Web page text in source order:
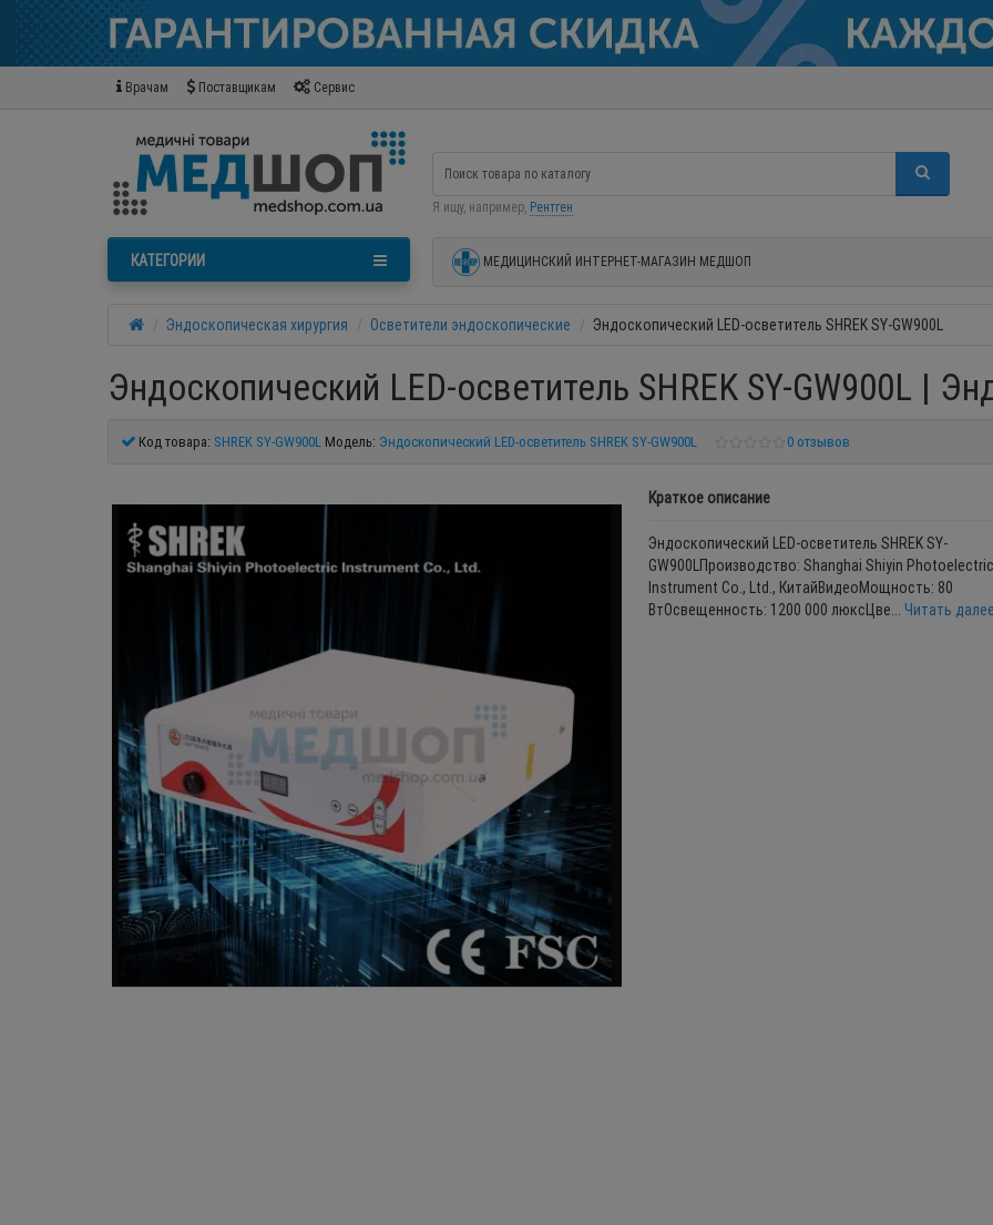
Врачам Поставщикам Сервис
Я ищу, например, Рентген
КАТЕГОРИИ МЕДИЦИНСКИЙ ИНТЕРНЕТ-МАГАЗИН МЕДШОП
Эндоскопическая хирургия Осветители эндоскопические Эндоскопический LED-осветитель SHREK SY-GW900L
Эндоскопический LED-осветитель SHREK SY-GW900L |
Код товара: SHREK SY-GW900L Модель: Эндоскопический LED-осветитель SHREK SY-GW900L 0 отзывов
Краткое описание
Эндоскопический LED-осветитель SHREK SY-
GW900LПроизводство: Shanghai Shiyin Photoelectric
Instrument Co., Ltd., КитайВидеоМощность: 80
ВтОсвещенность: 1200 000 люксЦве... Читать